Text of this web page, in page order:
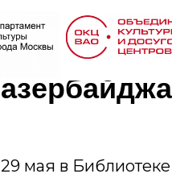
В
АМОР
29 мая в